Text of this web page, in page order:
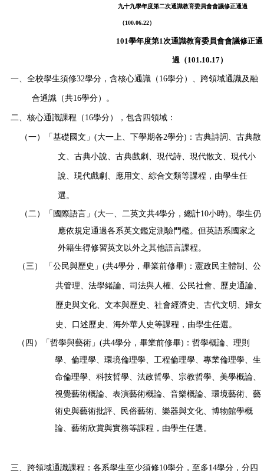
九十九學年度第二次通識教育委員會會議修正通過
（100.06.22）
101學年度第1次通識教育委員會會議修正通
過 （101.10.17）
一、全校學生須修32學分，含核心通識（ 16學分）、跨領域通識及融
合通識（共16學分）。
二、核心通識課程（ 16學分），包含四領域：
（一）「基礎國文」 (大一 上 下學期各2學分) ： 古典詩詞、古典散
文、古典小說、古典戲劇、現代詩、現代散文、現代小
說、現代戲劇、應用文、綜合文類等課程，由學生任
選。
（二）「國際語言」 (大一、二英文共4學分，總計10小時) 。 學生仍
應依規定通過各系英文鑑定測驗門檻。但英語系國家之
外籍生得修習英文以外之其他語言課程。
（三） 「公民與歷史」 (共4學分，畢業前修畢) ： 憲政民主體制、公
共管理、法學緒論、司法與人權、公民社會 、歷史通論、
歷史與文化、文本與歷史、社會經濟史、古代文明、婦女
史、口述歷史、海外華人史等課程，由學生任選。
（四）「哲學與藝術」(共4學分，畢業前修畢) ：哲學概論、理則
學、倫理學、環境倫理學、工程倫理學、專業倫理學、生
命倫理學、科技哲學、法政哲學、宗教哲學、 美學概論、
視覺藝術概論、表演藝術概論、音樂概論、環境藝術、藝
術史與藝術批評、民俗藝術、樂器與文化、博物館學概
論、藝術欣賞與實務等課程，由學生任選 。
三、跨領域通識課程：各系學生至少須修10學分，至多14學分，分四